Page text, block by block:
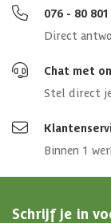
076 - 80
Direct
Chat met
Stel direct
Binnen 1
Schrijf je in